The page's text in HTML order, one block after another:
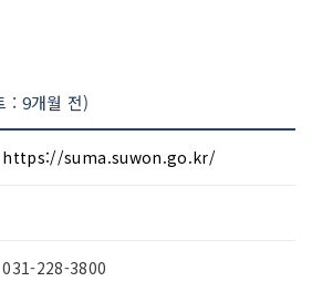
: 9개월 전)
https://suma.suwon.go.kr/
031-228-3800